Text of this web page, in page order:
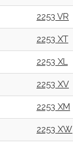
2253 VR
2253 XT
2253 XL
2253 XV
2253 XM
2253 XW